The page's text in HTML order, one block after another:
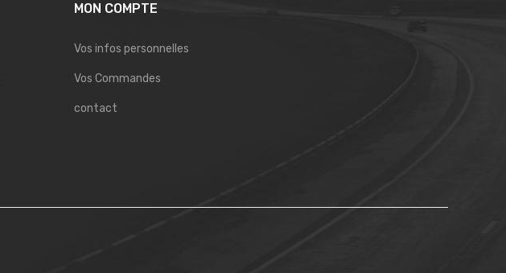
MON COMPTE
Vos infos personnelles
Vos Commandes
contact